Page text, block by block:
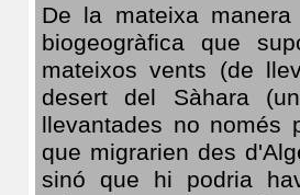
De la mateixa
biogeogràfica que
mateixos vents (de
desert del Sàhara
llevantades no només
que migrarien des
sinó que hi podria